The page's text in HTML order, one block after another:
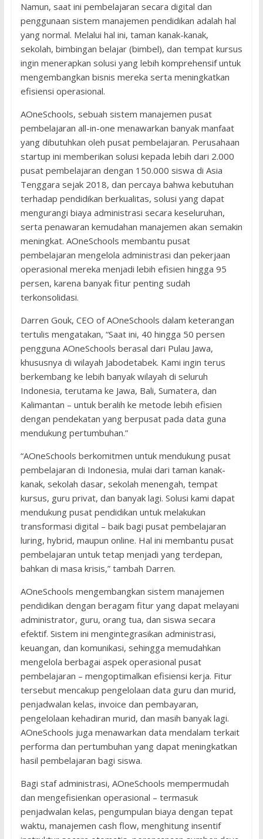
Namun, saat ini pembelajaran secara digital dan
penggunaan sistem manajemen pendidikan adalah hal
yang normal. Melalui hal ini, taman kanak-kanak,
sekolah, bimbingan belajar (bimbel), dan tempat kursus
ingin menerapkan solusi yang lebih komprehensif untuk
mengembangkan bisnis mereka serta meningkatkan
efisiensi operasional.
AOneSchools, sebuah sistem manajemen pusat
pembelajaran all-in-one menawarkan banyak manfaat
yang dibutuhkan oleh pusat pembelajaran. Perusahaan
startup ini memberikan solusi kepada lebih dari 2.000
pusat pembelajaran dengan 150.000 siswa di Asia
Tenggara sejak 2018, dan percaya bahwa kebutuhan
terhadap pendidikan berkualitas, solusi yang dapat
mengurangi biaya administrasi secara keseluruhan,
serta penawaran kemudahan manajemen akan semakin
meningkat. AOneSchools membantu pusat
pembelajaran mengelola administrasi dan pekerjaan
operasional mereka menjadi lebih efisien hingga 95
persen, karena banyak fitur penting sudah
terkonsolidasi.
Darren Gouk, CEO of AOneSchools dalam keterangan
tertulis mengatakan, “Saat ini, 40 hingga 50 persen
pengguna AOneSchools berasal dari Pulau Jawa,
khususnya di wilayah Jabodetabek. Kami ingin terus
berkembang ke lebih banyak wilayah di seluruh
Indonesia, terutama ke Jawa, Bali, Sumatera, dan
Kalimantan – untuk beralih ke metode lebih efisien
dengan pendekatan yang berpusat pada data guna
mendukung pertumbuhan.”
“AOneSchools berkomitmen untuk mendukung pusat
pembelajaran di Indonesia, mulai dari taman kanak-
kanak, sekolah dasar, sekolah menengah, tempat
kursus, guru privat, dan banyak lagi. Solusi kami dapat
mendukung pusat pendidikan untuk melakukan
transformasi digital – baik bagi pusat pembelajaran
luring, hybrid, maupun online. Hal ini membantu pusat
pembelajaran untuk tetap menjadi yang terdepan,
bahkan di masa krisis,” tambah Darren.
AOneSchools mengembangkan sistem manajemen
pendidikan dengan beragam fitur yang dapat melayani
administrator, guru, orang tua, dan siswa secara
efektif. Sistem ini mengintegrasikan administrasi,
keuangan, dan komunikasi, sehingga memudahkan
mengelola berbagai aspek operasional pusat
pembelajaran – mengoptimalkan efisiensi kerja. Fitur
tersebut mencakup pengelolaan data guru dan murid,
penjadwalan kelas, invoice dan pembayaran,
pengelolaan kehadiran murid, dan masih banyak lagi.
AOneSchools juga menawarkan data mendalam terkait
performa dan pertumbuhan yang dapat meningkatkan
hasil pembelajaran bagi siswa.
Bagi staf administrasi, AOneSchools mempermudah
dan mengefisienkan operasional – termasuk
penjadwalan kelas, pengumpulan biaya dengan tepat
waktu, manajemen cash flow, menghitung insentif